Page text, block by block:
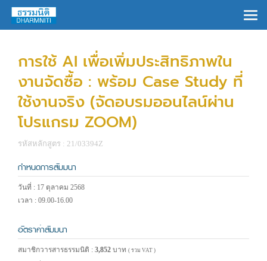
การใช้ AI เพื่อเพิ่มประสิทธิภาพใน
งานจัดซื้อ : พร้อม Case Study ที่
ใช้งานจริง (จัดอบรมออนไลน์ผ่าน
โปรแกรม ZOOM)
รหัสหลักสูตร : 21/03394Z
กำหนดการสัมมนา
วันที่ : 17 ตุลาคม 2568
เวลา : 09.00-16.00
อัตราค่าสัมมนา
สมาชิกวารสารธรรมนิติ : 3,852 บาท ( รวม VAT )
×